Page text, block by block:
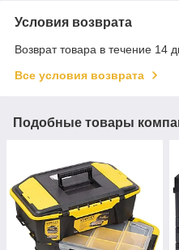
Условия возврата
Возврат товара в течение 14
Все условия возврата
Подобные товары